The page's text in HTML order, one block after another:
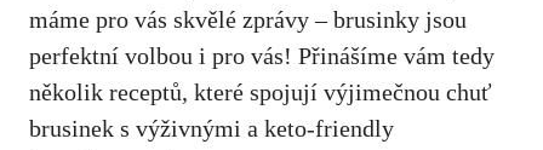
máme pro vás skvělé zprávy – brusinky jsou
perfektní volbou i pro vás! Přinášíme vám tedy
několik receptů, které spojují výjimečnou chuť
brusinek s výživnými a keto-friendly